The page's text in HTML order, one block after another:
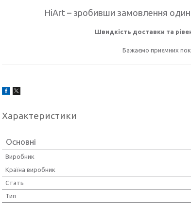
HiArt – зробивши замовлення один
Швидкість доставки та
Бажаємо приємних
Характеристики
Основні
Виробник
Країна виробник
Стать
Тип